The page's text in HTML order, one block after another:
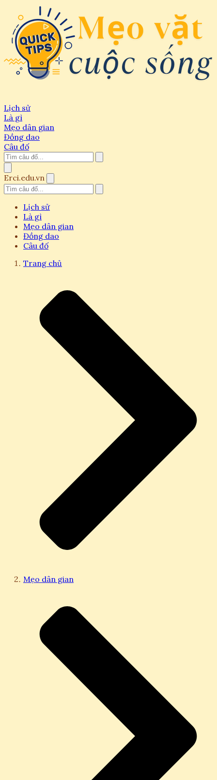
Lịch sử
Là gì
Mẹo dân gian
Đồng dao
Câu đố
Erci.edu.vn
Lịch sử
Là gì
Mẹo dân gian
Đồng dao
Câu đố
Trang chủ
Mẹo dân gian